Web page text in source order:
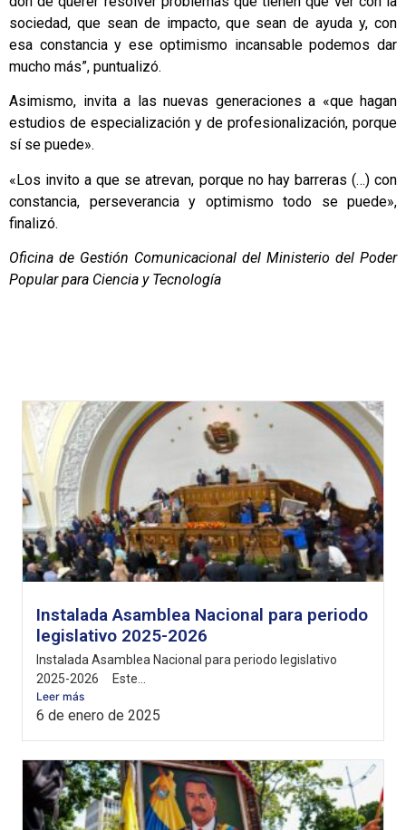
sociedad, que sean de impacto, que sean de ayuda y, con
esa constancia y ese optimismo incansable podemos dar
mucho más”, puntualizó.
Asimismo, invita a las nuevas generaciones a «que hagan
estudios de especialización y de profesionalización, porque
sí se puede».
«Los invito a que se atrevan, porque no hay barreras (…) con
constancia, perseverancia y optimismo todo se puede»,
finalizó.
Oficina de Gestión Comunicacional del Ministerio del Poder
Popular para Ciencia y Tecnología
Instalada Asamblea Nacional para periodo
legislativo 2025-2026
Instalada Asamblea Nacional para periodo legislativo
2025-2026 Este...
Leer más
6 de enero de 2025